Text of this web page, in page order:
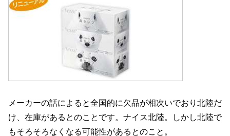
メーカーの話によると全国的に欠品が相次いでおり北陸だ
け、在庫があるとのことです。ナイス北陸。しかし北陸で
もそろそろなくなる可能性があるとのこと。